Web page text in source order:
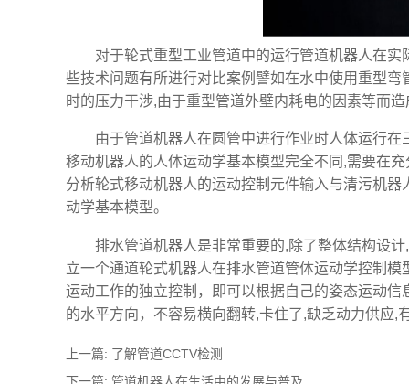
对于轮式重型工业管道中的运行管道机器人在
些技术问题有所进行对比案例譬如在水中使用重型
时的压力干涉,由于重型管道外壁内耗电的因素等而
由于管道机器人在圆管中进行作业时人体运行
移动机器人的人体运动学基本模型完全不同,需要在
分析轮式移动机器人的运动控制元件输入与清污机
动学基本模型。
排水管道机器人是非常重要的,除了整体结构设
立一个通道轮式机器人在排水管道管体运动学控制
运动工作的独立控制，即可以根据自己的姿态运动
的水平方向，不容易横向翻转,卡住了,缺乏动力供应,
上一篇: 了解管道CCTV检测